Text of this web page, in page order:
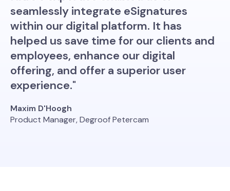
seamlessly integrate eSignatures
within our digital platform. It has
helped us save time for our clients and
employees, enhance our digital
offering, and offer a superior user
experience."
Maxim D'Hoogh
Product Manager, Degroof Petercam